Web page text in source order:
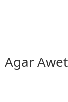
Awet